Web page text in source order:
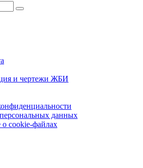
и чертежи ЖБИ
данных
cookie-файлах